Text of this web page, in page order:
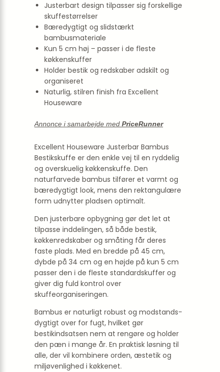
Justerbart design tilpasser sig forskellige
skuffestørrelser
Bæredygtigt og slidstærkt
bambusmateriale
Kun 5 cm høj – passer i de fleste
køkkenskuffer
Holder bestik og redskaber adskilt og
organiseret
Naturlig, stilren finish fra Excellent
Houseware
Annonce i samarbejde med PriceRunner
Excellent Houseware Justerbar Bambus
Bestikskuffe er den enkle vej til en ryddelig
og overskuelig køkkenskuffe. Den
naturfarvede bambus tilfører et varmt og
bæredygtigt look, mens den rektangulære
form udnytter pladsen optimalt.
Den justerbare opbygning gør det let at
tilpasse inddelingen, så både bestik,
køkkenredskaber og småting får deres
faste plads. Med en bredde på 45 cm,
dybde på 34 cm og en højde på kun 5 cm
passer den i de fleste standard­skuffer og
giver dig fuld kontrol over
skuffeorganiseringen.
Bambus er naturligt robust og modstands­
dygtigt over for fugt, hvilket gør
bestikindsatsen nem at rengøre og holder
den pæn i mange år. En praktisk løsning til
alle, der vil kombinere orden, æstetik og
miljøvenlighed i køkkenet.